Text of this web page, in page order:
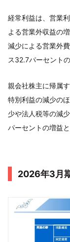
経常利益は、営業
よる営業外収益の
減少による営業外
ス32.7パーセント
親会社株主に帰属
特別利益の減少の
少や法人税等の減
パーセントの増益と
2026年3月